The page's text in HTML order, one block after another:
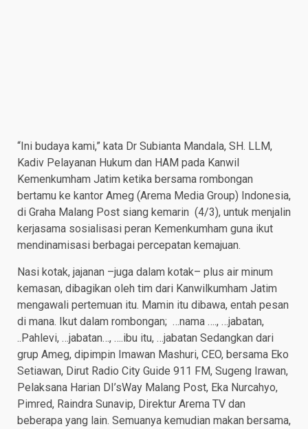
“Ini budaya kami,” kata Dr Subianta Mandala, SH. LLM,
Kadiv Pelayanan Hukum dan HAM pada Kanwil
Kemenkumham Jatim ketika bersama rombongan
bertamu ke kantor Ameg (Arema Media Group) Indonesia,
di Graha Malang Post siang kemarin (4/3), untuk menjalin
kerjasama sosialisasi peran Kemenkumham guna ikut
mendinamisasi berbagai percepatan kemajuan.
Nasi kotak, jajanan –juga dalam kotak– plus air minum
kemasan, dibagikan oleh tim dari Kanwilkumham Jatim
mengawali pertemuan itu. Mamin itu dibawa, entah pesan
di mana. Ikut dalam rombongan; …nama …., …jabatan,
..Pahlevi, …jabatan…, ….ibu itu, …jabatan Sedangkan dari
grup Ameg, dipimpin Imawan Mashuri, CEO, bersama Eko
Setiawan, Dirut Radio City Guide 911 FM, Sugeng Irawan,
Pelaksana Harian DI’sWay Malang Post, Eka Nurcahyo,
Pimred, Raindra Sunavip, Direktur Arema TV dan
beberapa yang lain. Semuanya kemudian makan bersama,